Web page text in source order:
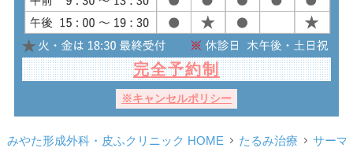
完全予約制
※キャンセルポリシー
みやた形成外科・皮ふクリニック HOME たるみ治療 サーマ